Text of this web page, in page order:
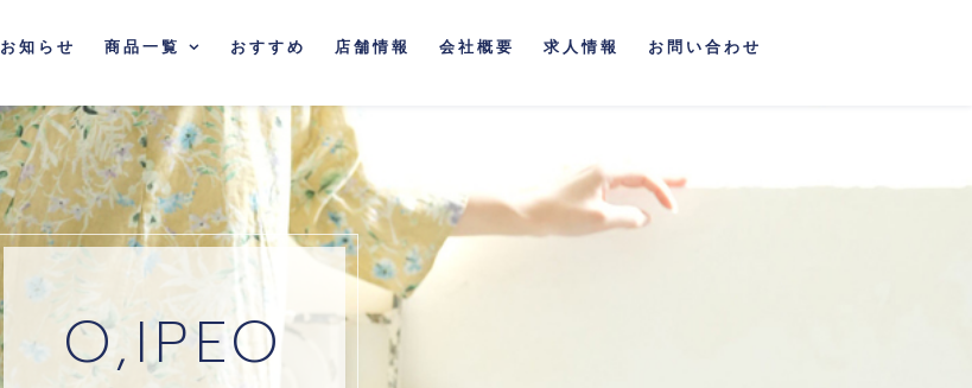
お知らせ 商品一覧 おすすめ 店舗情報 会社概要 求人情報 お問い合わせ
O,IPEO